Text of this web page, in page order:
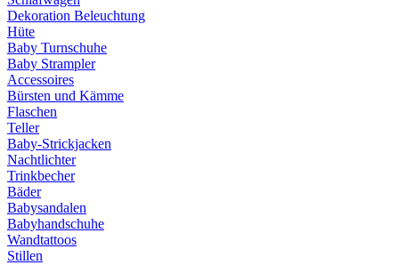
Dekoration Beleuchtung
Hüte
Baby Turnschuhe
Baby Strampler
Accessoires
Bürsten und Kämme
Flaschen
Teller
Baby-Strickjacken
Nachtlichter
Trinkbecher
Bäder
Babysandalen
Babyhandschuhe
Wandtattoos
Stillen